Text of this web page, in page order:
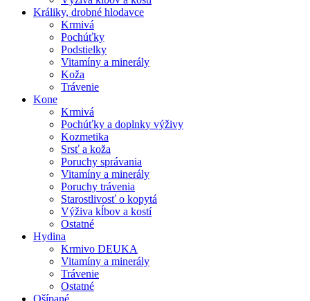
Králiky, drobné hlodavce
Krmivá
Pochúťky
Podstielky
Vitamíny a minerály
Koža
Trávenie
Kone
Krmivá
Pochúťky a doplnky výživy
Kozmetika
Srsť a koža
Poruchy správania
Vitamíny a minerály
Poruchy trávenia
Starostlivosť o kopytá
Výživa kĺbov a kostí
Ostatné
Hydina
Krmivo DEUKA
Vitamíny a minerály
Trávenie
Ostatné
Ošípané